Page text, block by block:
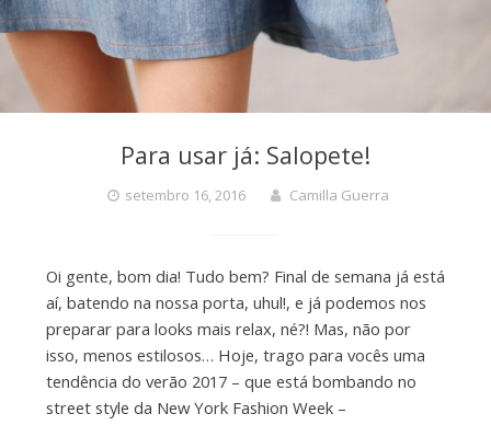
Para usar já: Salopete!
setembro 16, 2016 Camilla Guerra
Oi gente, bom dia! Tudo bem? Final de semana já está
aí, batendo na nossa porta, uhul!, e já podemos nos
preparar para looks mais relax, né?! Mas, não por
isso, menos estilosos… Hoje, trago para vocês uma
tendência do verão 2017 – que está bombando no
street style da New York Fashion Week –